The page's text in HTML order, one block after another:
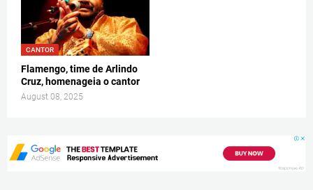
CANTOR
Flamengo, time de Arlindo
Cruz, homenageia o cantor
August 08, 2025